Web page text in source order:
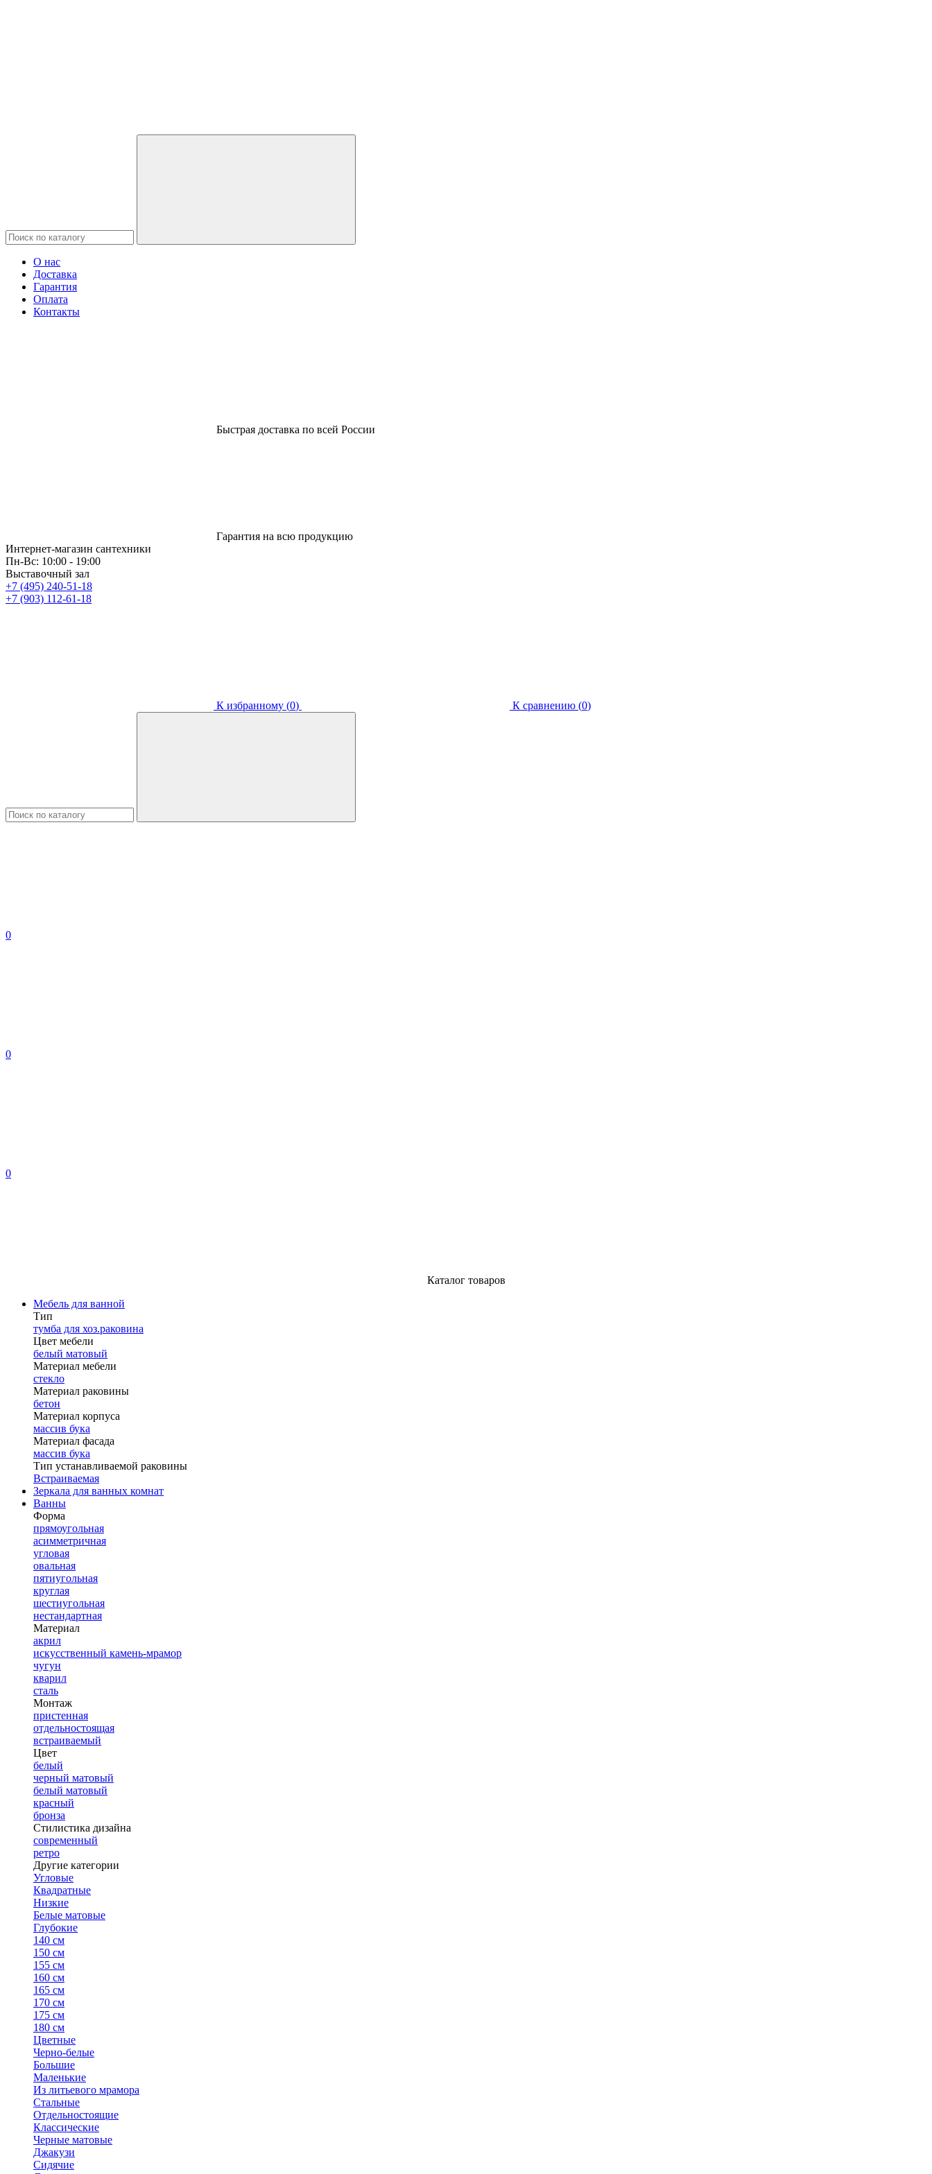
О нас
Доставка
Гарантия
Оплата
Контакты
Быстрая доставка по всей России
Гарантия на всю продукцию
Интернет-магазин сантехники
Пн-Вс: 10:00 - 19:00
Выставочный зал
+7 (495) 240-51-18
+7 (903) 112-61-18
К избранному (0) К сравнению (0)
0
0
0
Каталог товаров
Мебель для ванной
Тип
тумба для хоз.раковина
Цвет мебели
белый матовый
Материал мебели
стекло
Материал раковины
бетон
Материал корпуса
массив бука
Материал фасада
массив бука
Тип устанавливаемой раковины
Встраиваемая
Зеркала для ванных комнат
Ванны
Форма
прямоугольная
асимметричная
угловая
овальная
пятиугольная
круглая
шестиугольная
нестандартная
Материал
акрил
искусственный камень-мрамор
чугун
кварил
сталь
Монтаж
пристенная
отдельностоящая
встраиваемый
Цвет
белый
черный матовый
белый матовый
красный
бронза
Стилистика дизайна
современный
ретро
Другие категории
Угловые
Квадратные
Низкие
Белые матовые
Глубокие
140 см
150 см
155 см
160 см
165 см
170 см
175 см
180 см
Цветные
Черно-белые
Большие
Маленькие
Из литьевого мрамора
Стальные
Отдельностоящие
Классические
Черные матовые
Джакузи
Сидячие